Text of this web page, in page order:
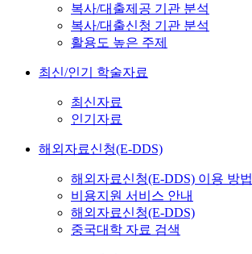
복사/대출제공 기관 분석
복사/대출신청 기관 분석
활용도 높은 주제
최신/인기 학술자료
최신자료
인기자료
해외자료신청(E-DDS)
해외자료신청(E-DDS) 이용 방법
비용지원 서비스 안내
해외자료신청(E-DDS)
중국대학 자료 검색